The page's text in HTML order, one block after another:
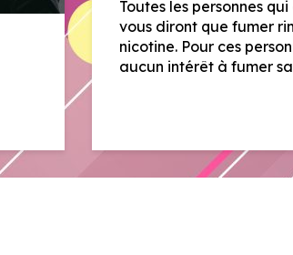
Toutes les personnes
vous diront que fumer
nicotine. Pour ces
aucun intérêt à fumer